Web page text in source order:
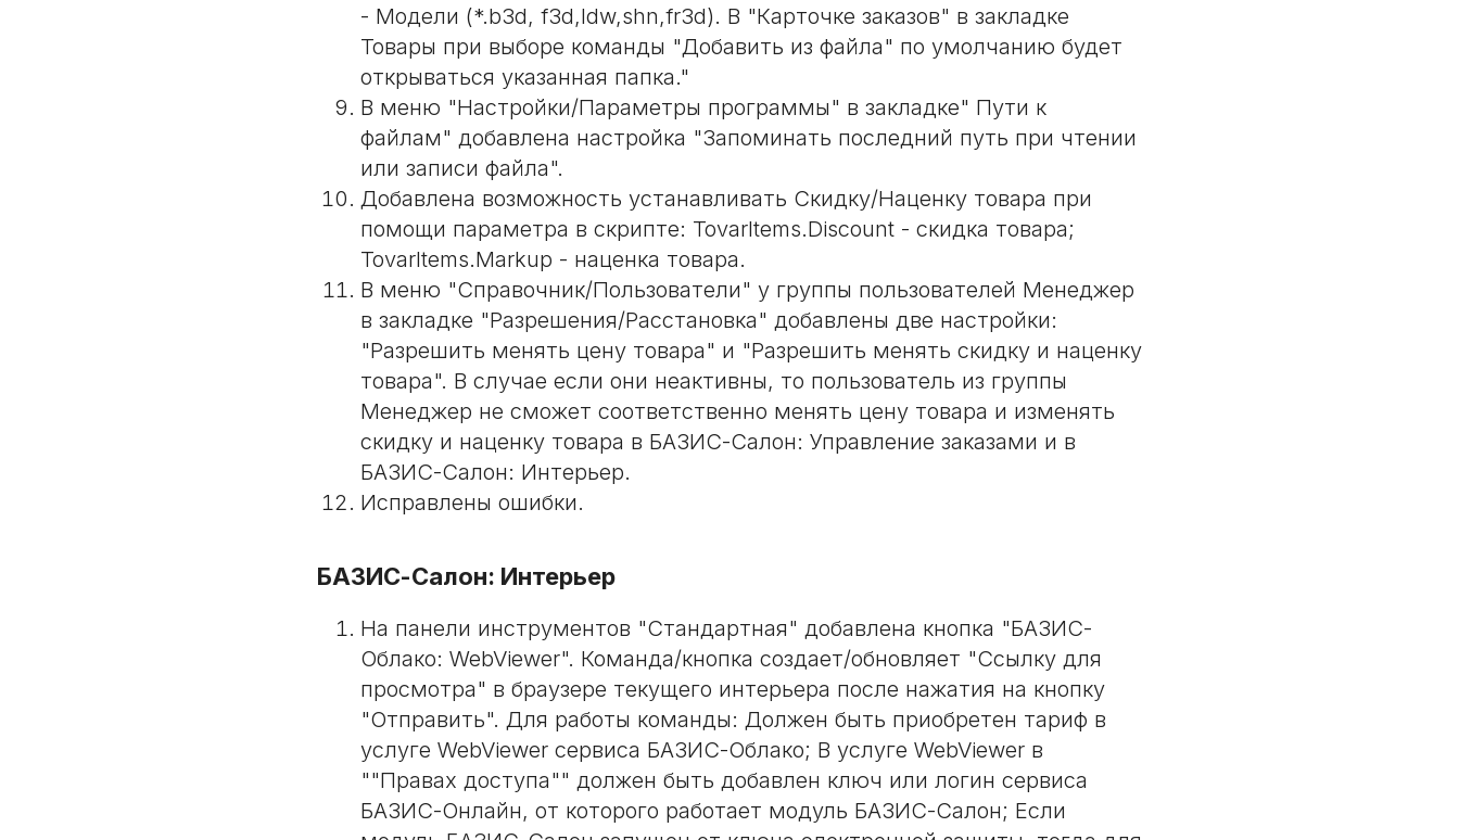
- Модели (*.b3d, f3d,ldw,shn,fr3d). В "Карточке заказов" в закладке
Товары при выборе команды "Добавить из файла" по умолчанию будет
открываться указанная папка."
В меню "Настройки/Параметры программы" в закладке" Пути к
файлам" добавлена настройка "Запоминать последний путь при чтении
или записи файла".
Добавлена возможность устанавливать Скидку/Наценку товара при
помощи параметра в скрипте: TovarItems.Discount - скидка товара;
TovarItems.Markup - наценка товара.
В меню "Справочник/Пользователи" у группы пользователей Менеджер
в закладке "Разрешения/Расстановка" добавлены две настройки:
"Разрешить менять цену товара" и "Разрешить менять скидку и наценку
товара". В случае если они неактивны, то пользователь из группы
Менеджер не сможет соответственно менять цену товара и изменять
скидку и наценку товара в БАЗИС-Салон: Управление заказами и в
БАЗИС-Салон: Интерьер.
Исправлены ошибки.
БАЗИС-Салон: Интерьер
На панели инструментов "Стандартная" добавлена кнопка "БАЗИС-
Облако: WebViewer". Команда/кнопка создает/обновляет "Ссылку для
просмотра" в браузере текущего интерьера после нажатия на кнопку
"Отправить". Для работы команды: Должен быть приобретен тариф в
услуге WebViewer сервиса БАЗИС-Облако; В услуге WebViewer в
""Правах доступа"" должен быть добавлен ключ или логин сервиса
БАЗИС-Онлайн, от которого работает модуль БАЗИС-Салон; Если